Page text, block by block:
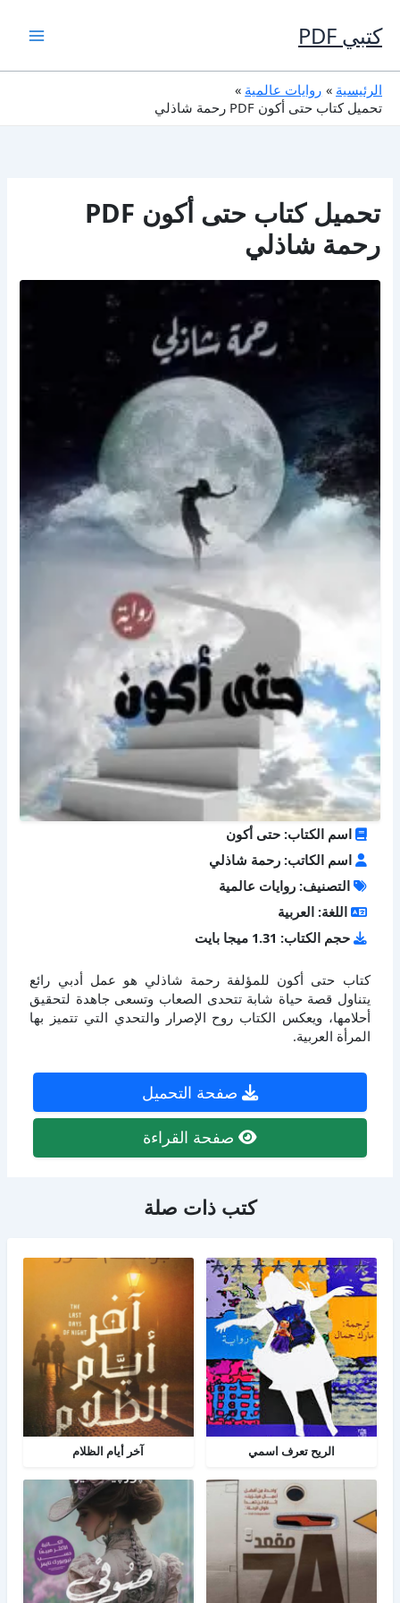
إلى
المحتوى
كتبي PDF
الرئيسية
روايات عالمية
تحميل كتاب حتى أكون PDF رحمة شاذلي
تحميل كتاب حتى أكون PDF
رحمة شاذلي
اسم الكتاب: حتى أكون
اسم الكاتب: رحمة شاذلي
التصنيف: روايات عالمية
اللغة: العربية
حجم الكتاب: 1.31 ميجا بايت
كتاب حتى أكون للمؤلفة رحمة شاذلي هو عمل أدبي رائع
يتناول قصة حياة شابة تتحدى الصعاب وتسعى جاهدة لتحقيق
أحلامها، ويعكس الكتاب روح الإصرار والتحدي التي تتميز بها
المرأة العربية.
صفحة التحميل
صفحة القراءة
كتب ذات صلة
الريح تعرف اسمي آخر أيام الظلام